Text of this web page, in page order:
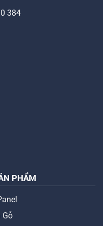
384
PHẨM
Gỗ